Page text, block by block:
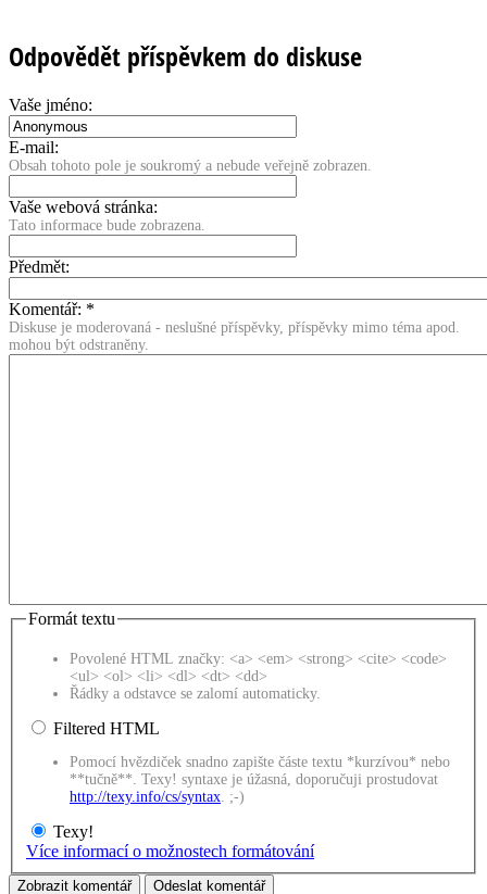
Odpovědět příspěvkem do diskuse
Vaše jméno:
E-mail:
Obsah tohoto pole je soukromý a nebude veřejně zobrazen.
Vaše webová stránka:
Tato informace bude zobrazena.
Předmět:
Komentář: *
Diskuse je moderovaná - neslušné příspěvky, příspěvky mimo téma apod.
mohou být odstraněny.
Formát textu
Povolené HTML značky: <a> <em> <strong> <cite> <code>
<ul> <ol> <li> <dl> <dt> <dd>
Řádky a odstavce se zalomí automaticky.
Filtered HTML
Pomocí hvězdiček snadno zapište částe textu *kurzívou* nebo
**tučně**. Texy! syntaxe je úžasná, doporučuji prostudovat
http://texy.info/cs/syntax . ;-)
Texy!
Více informací o možnostech formátování